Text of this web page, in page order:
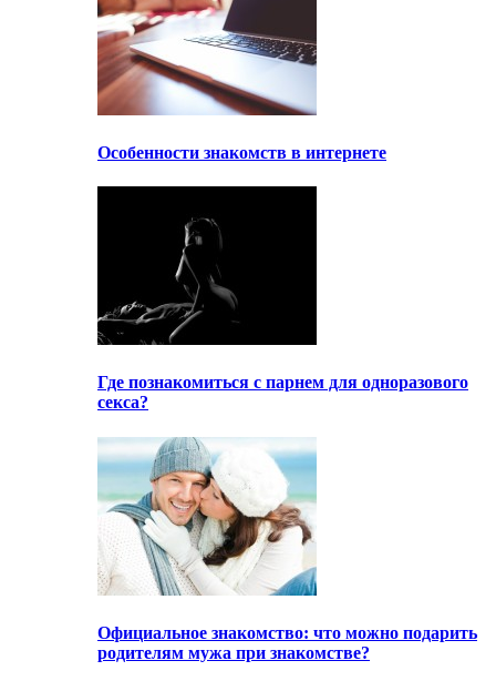
Особенности знакомств в интернете
Где познакомиться с парнем для одноразового
секса?
Официальное знакомство: что можно подарить
родителям мужа при знакомстве?